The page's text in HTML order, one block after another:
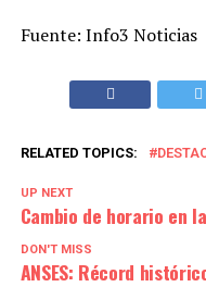
Fuente: Info3 Noticias
RELATED TOPICS:
UP NEXT
Cambio de horario en
DON'T MISS
ANSES: Récord